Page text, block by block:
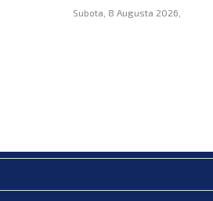
Subota, 8 Augusta 2026,